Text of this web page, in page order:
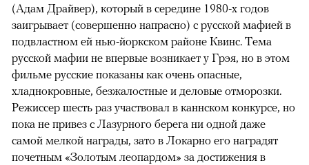
(Адам Драйвер), который в середине 1980-х годов
заигрывает (совершенно напрасно) с русской мафией в
подвластном ей нью-йоркском районе Квинс. Тема
русской мафии не впервые возникает у Грэя, но в этом
фильме русские показаны как очень опасные,
хладнокровные, безжалостные и деловые отморозки.
Режиссер шесть раз участвовал в каннском конкурсе, но
пока не привез с Лазурного берега ни одной даже
самой мелкой награды, зато в Локарно его наградят
почетным «Золотым леопардом» за достижения в